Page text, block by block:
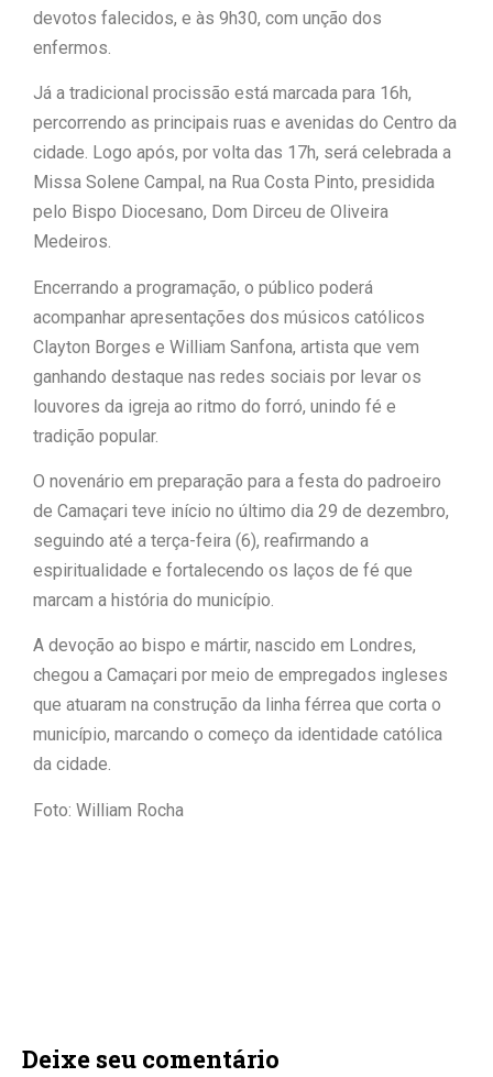
devotos falecidos, e às 9h30, com unção dos
enfermos.
Já a tradicional procissão está marcada para 16h,
percorrendo as principais ruas e avenidas do Centro da
cidade. Logo após, por volta das 17h, será celebrada a
Missa Solene Campal, na Rua Costa Pinto, presidida
pelo Bispo Diocesano, Dom Dirceu de Oliveira
Medeiros.
Encerrando a programação, o público poderá
acompanhar apresentações dos músicos católicos
Clayton Borges e William Sanfona, artista que vem
ganhando destaque nas redes sociais por levar os
louvores da igreja ao ritmo do forró, unindo fé e
tradição popular.
O novenário em preparação para a festa do padroeiro
de Camaçari teve início no último dia 29 de dezembro,
seguindo até a terça-feira (6), reafirmando a
espiritualidade e fortalecendo os laços de fé que
marcam a história do município.
A devoção ao bispo e mártir, nascido em Londres,
chegou a Camaçari por meio de empregados ingleses
que atuaram na construção da linha férrea que corta o
município, marcando o começo da identidade católica
da cidade.
Foto: William Rocha
Deixe seu comentário